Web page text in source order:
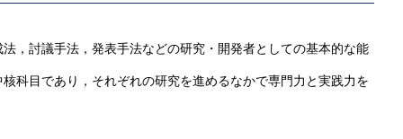
，討議手法，発表手法などの研究・開発者としての基本的な能
科目であり，それぞれの研究を進めるなかで専門力と実践力を